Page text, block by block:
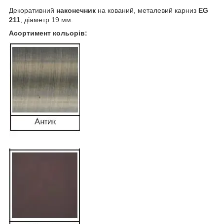
Декоративний наконечник на кований, металевий карниз EG
211 , діаметр 19 мм.
Асортимент кольорів: